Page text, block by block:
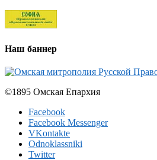
Наш баннер
©1895 Омская Епархия
Facebook
Facebook Messenger
VKontakte
Odnoklassniki
Twitter